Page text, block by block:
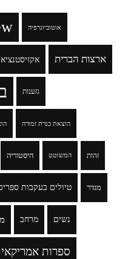
אוטוביוגרפיה
ארצות הברית
גזענות
הוצאת כנרת זמורה
היסטוריה המשוטט זהות
טיולים בעקבות מגדר
מרחב נשים
ספרות